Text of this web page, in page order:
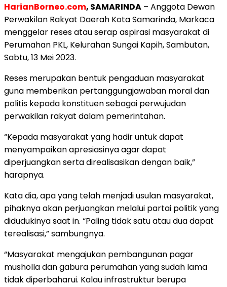
HarianBorneo.com, SAMARINDA – Anggota Dewan
Perwakilan Rakyat Daerah Kota Samarinda, Markaca
menggelar reses atau serap aspirasi masyarakat di
Perumahan PKL, Kelurahan Sungai Kapih, Sambutan,
Sabtu, 13 Mei 2023.
Reses merupakan bentuk pengaduan masyarakat
guna memberikan pertanggungjawaban moral dan
politis kepada konstituen sebagai perwujudan
perwakilan rakyat dalam pemerintahan.
“Kepada masyarakat yang hadir untuk dapat
menyampaikan apresiasinya agar dapat
diperjuangkan serta direalisasikan dengan baik,”
harapnya.
Kata dia, apa yang telah menjadi usulan masyarakat,
pihaknya akan perjuangkan melalui partai politik yang
didudukinya saat in. “Paling tidak satu atau dua dapat
terealisasi,” sambungnya.
“Masyarakat mengajukan pembangunan pagar
musholla dan gabura perumahan yang sudah lama
tidak diperbaharui. Kalau infrastruktur berupa